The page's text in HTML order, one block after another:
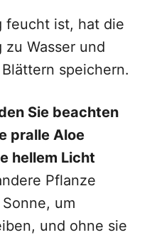
feucht ist, hat die
zu Wasser und
speichern.
Sie beachten
pralle Aloe
hellem Licht
Pflanze
um
und ohne sie